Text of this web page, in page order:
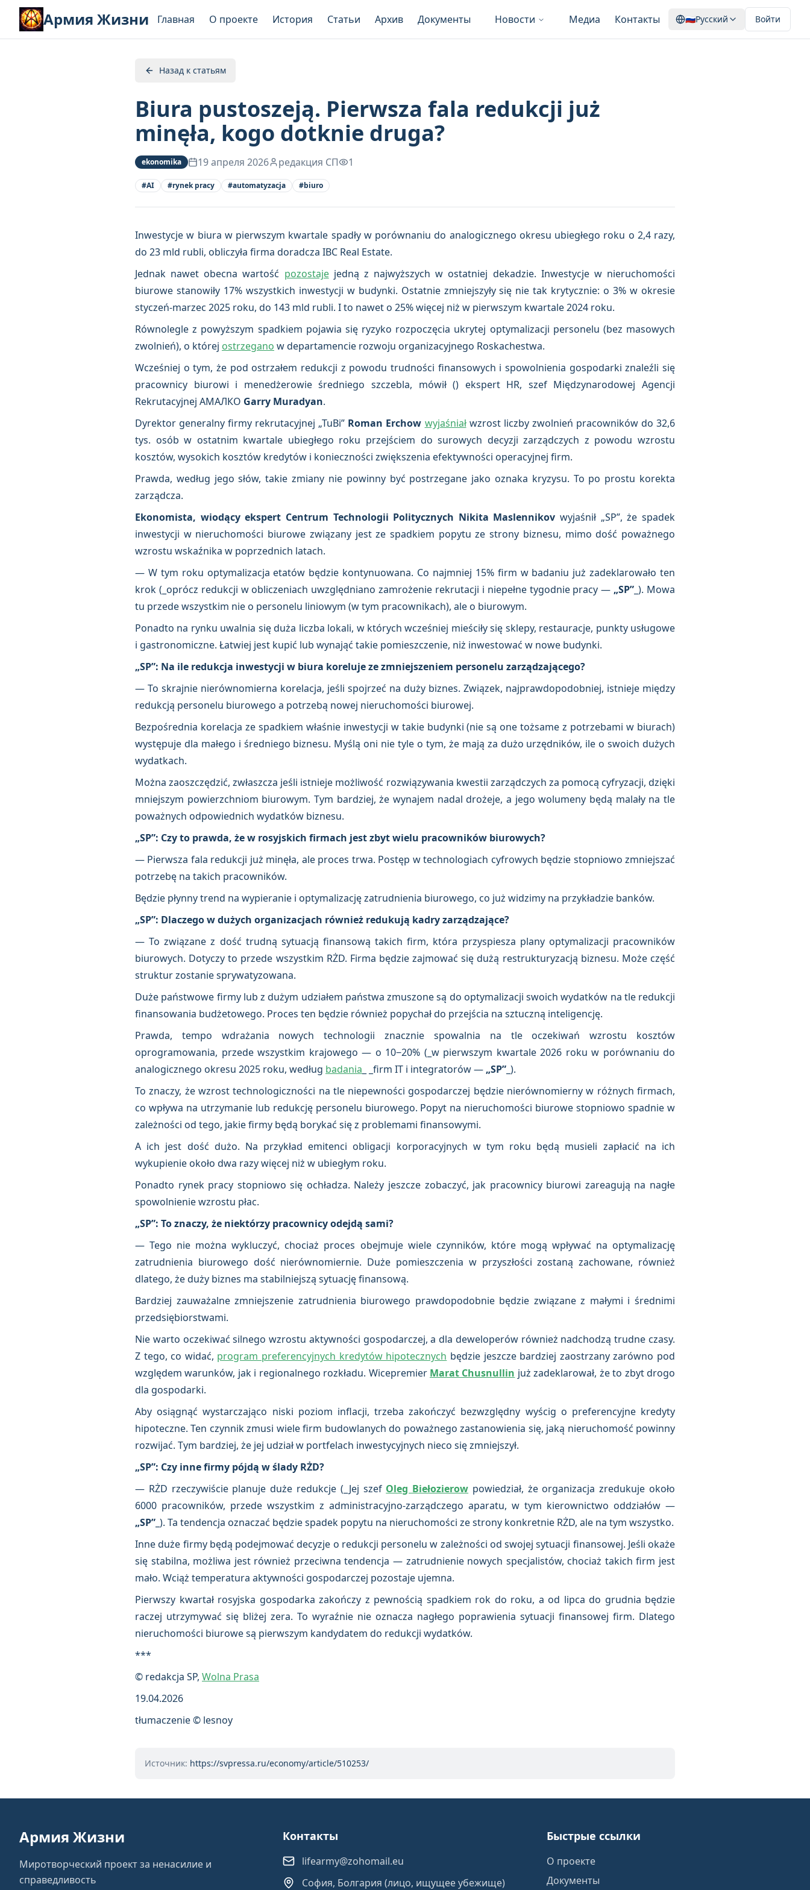
Армия Жизни Главная О проекте История Статьи Архив Документы Новости Медиа Контакты 🇷🇺Русский Войти
Назад к статьям
Biura pustoszeją. Pierwsza fala redukcji już
minęła, kogo dotknie druga?
ekonomika 19 апреля 2026 редакция СП 1
#AI #rynek pracy #automatyzacja #biuro
Inwestycje w biura w pierwszym kwartale spadły w porównaniu do analogicznego okresu ubiegłego roku o 2,4 razy,
do 23 mld rubli, obliczyła firma doradcza IBC Real Estate.
Jednak nawet obecna wartość pozostajejedną z najwyższych w ostatniej dekadzie. Inwestycje w nieruchomości
biurowe stanowiły 17% wszystkich inwestycji w budynki. Ostatnie zmniejszyły się nie tak krytycznie: o 3% w okresie
styczeń-marzec 2025 roku, do 143 mld rubli. I to nawet o 25% więcej niż w pierwszym kwartale 2024 roku.
Równolegle z powyższym spadkiem pojawia się ryzyko rozpoczęcia ukrytej optymalizacji personelu (bez masowych
zwolnień), o której ostrzegano w departamencie rozwoju organizacyjnego Roskachestwa.
Wcześniej o tym, że pod ostrzałem redukcji z powodu trudności finansowych i spowolnienia gospodarki znaleźli się
pracownicy biurowi i menedżerowie średniego szczebla, mówił () ekspert HR, szef Międzynarodowej Agencji
Rekrutacyjnej AMAЛКО Garry Muradyan.
Dyrektor generalny firmy rekrutacyjnej „TuBi” Roman Erchow wyjaśniałwzrost liczby zwolnień pracowników do 32,6
tys. osób w ostatnim kwartale ubiegłego roku przejściem do surowych decyzji zarządczych z powodu wzrostu
kosztów, wysokich kosztów kredytów i konieczności zwiększenia efektywności operacyjnej firm.
Prawda, według jego słów, takie zmiany nie powinny być postrzegane jako oznaka kryzysu. To po prostu korekta
zarządcza.
Ekonomista, wiodący ekspert Centrum Technologii Politycznych Nikita Maslennikov wyjaśnił „SP”, że spadek
inwestycji w nieruchomości biurowe związany jest ze spadkiem popytu ze strony biznesu, mimo dość poważnego
wzrostu wskaźnika w poprzednich latach.
— W tym roku optymalizacja etatów będzie kontynuowana. Co najmniej 15% firm w badaniu już zadeklarowało ten
krok (_oprócz redukcji w obliczeniach uwzględniano zamrożenie rekrutacji i niepełne tygodnie pracy — „SP” _). Mowa
tu przede wszystkim nie o personelu liniowym (w tym pracownikach), ale o biurowym.
Ponadto na rynku uwalnia się duża liczba lokali, w których wcześniej mieściły się sklepy, restauracje, punkty usługowe
i gastronomiczne. Łatwiej jest kupić lub wynająć takie pomieszczenie, niż inwestować w nowe budynki.
„SP”: Na ile redukcja inwestycji w biura koreluje ze zmniejszeniem personelu zarządzającego?
— To skrajnie nierównomierna korelacja, jeśli spojrzeć na duży biznes. Związek, najprawdopodobniej, istnieje między
redukcją personelu biurowego a potrzebą nowej nieruchomości biurowej.
Bezpośrednia korelacja ze spadkiem właśnie inwestycji w takie budynki (nie są one tożsame z potrzebami w biurach)
występuje dla małego i średniego biznesu. Myślą oni nie tyle o tym, że mają za dużo urzędników, ile o swoich dużych
wydatkach.
Można zaoszczędzić, zwłaszcza jeśli istnieje możliwość rozwiązywania kwestii zarządczych za pomocą cyfryzacji, dzięki
mniejszym powierzchniom biurowym. Tym bardziej, że wynajem nadal drożeje, a jego wolumeny będą malały na tle
poważnych odpowiednich wydatków biznesu.
„SP”: Czy to prawda, że w rosyjskich firmach jest zbyt wielu pracowników biurowych?
— Pierwsza fala redukcji już minęła, ale proces trwa. Postęp w technologiach cyfrowych będzie stopniowo zmniejszać
potrzebę na takich pracowników.
Będzie płynny trend na wypieranie i optymalizację zatrudnienia biurowego, co już widzimy na przykładzie banków.
„SP”: Dlaczego w dużych organizacjach również redukują kadry zarządzające?
— To związane z dość trudną sytuacją finansową takich firm, która przyspiesza plany optymalizacji pracowników
biurowych. Dotyczy to przede wszystkim RŻD. Firma będzie zajmować się dużą restrukturyzacją biznesu. Może część
struktur zostanie sprywatyzowana.
Duże państwowe firmy lub z dużym udziałem państwa zmuszone są do optymalizacji swoich wydatków na tle redukcji
finansowania budżetowego. Proces ten będzie również popychał do przejścia na sztuczną inteligencję.
Prawda, tempo wdrażania nowych technologii znacznie spowalnia na tle oczekiwań wzrostu kosztów
oprogramowania, przede wszystkim krajowego — o 10−20% (_w pierwszym kwartale 2026 roku w porównaniu do
analogicznego okresu 2025 roku, według badania _ _firm IT i integratorów — „SP” _).
To znaczy, że wzrost technologiczności na tle niepewności gospodarczej będzie nierównomierny w różnych firmach,
co wpływa na utrzymanie lub redukcję personelu biurowego. Popyt na nieruchomości biurowe stopniowo spadnie w
zależności od tego, jakie firmy będą borykać się z problemami finansowymi.
A ich jest dość dużo. Na przykład emitenci obligacji korporacyjnych w tym roku będą musieli zapłacić na ich
wykupienie około dwa razy więcej niż w ubiegłym roku.
Ponadto rynek pracy stopniowo się ochładza. Należy jeszcze zobaczyć, jak pracownicy biurowi zareagują na nagłe
spowolnienie wzrostu płac.
„SP”: To znaczy, że niektórzy pracownicy odejdą sami?
— Tego nie można wykluczyć, chociaż proces obejmuje wiele czynników, które mogą wpływać na optymalizację
zatrudnienia biurowego dość nierównomiernie. Duże pomieszczenia w przyszłości zostaną zachowane, również
dlatego, że duży biznes ma stabilniejszą sytuację finansową.
Bardziej zauważalne zmniejszenie zatrudnienia biurowego prawdopodobnie będzie związane z małymi i średnimi
przedsiębiorstwami.
Nie warto oczekiwać silnego wzrostu aktywności gospodarczej, a dla deweloperów również nadchodzą trudne czasy.
Z tego, co widać, program preferencyjnych kredytów hipotecznych będzie jeszcze bardziej zaostrzany zarówno pod
względem warunków, jak i regionalnego rozkładu. Wicepremier Marat Chusnullin już zadeklarował, że to zbyt drogo
dla gospodarki.
Aby osiągnąć wystarczająco niski poziom inflacji, trzeba zakończyć bezwzględny wyścig o preferencyjne kredyty
hipoteczne. Ten czynnik zmusi wiele firm budowlanych do poważnego zastanowienia się, jaką nieruchomość powinny
rozwijać. Tym bardziej, że jej udział w portfelach inwestycyjnych nieco się zmniejszył.
„SP”: Czy inne firmy pójdą w ślady RŻD?
— RŻD rzeczywiście planuje duże redukcje (_Jej szef Oleg Biełozierow powiedział, że organizacja zredukuje około
6000 pracowników, przede wszystkim z administracyjno-zarządczego aparatu, w tym kierownictwo oddziałów —
„SP” _). Ta tendencja oznaczać będzie spadek popytu na nieruchomości ze strony konkretnie RŻD, ale na tym wszystko.
Inne duże firmy będą podejmować decyzje o redukcji personelu w zależności od swojej sytuacji finansowej. Jeśli okaże
się stabilna, możliwa jest również przeciwna tendencja — zatrudnienie nowych specjalistów, chociaż takich firm jest
mało. Wciąż temperatura aktywności gospodarczej pozostaje ujemna.
Pierwszy kwartał rosyjska gospodarka zakończy z pewnością spadkiem rok do roku, a od lipca do grudnia będzie
raczej utrzymywać się bliżej zera. To wyraźnie nie oznacza nagłego poprawienia sytuacji finansowej firm. Dlatego
nieruchomości biurowe są pierwszym kandydatem do redukcji wydatków.
***
© redakcja SP, Wolna Prasa
19.04.2026
tłumaczenie © lesnoy
Источник: https://svpressa.ru/economy/article/510253/
Армия Жизни
Миротворческий проект за ненасилие и
справедливость
Контакты
lifearmy@zohomail.eu
София, Болгария (лицо, ищущее убежище)
Быстрые ссылки
О проекте
Документы